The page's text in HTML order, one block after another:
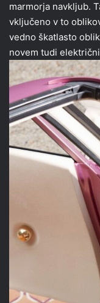
marmorja navkljub.
vključeno v to
vedno škatlasto
novem tudi